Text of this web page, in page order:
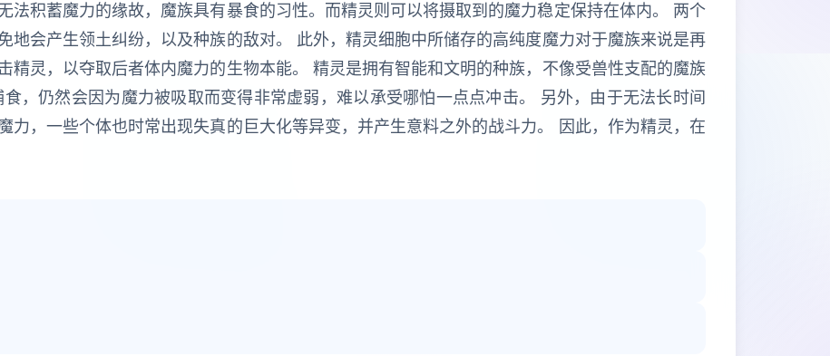
法积蓄魔力的缘故，魔族具有暴食的习性。而精灵则可以将摄取到的魔力稳定保持在体内。 两个
地会产生领土纠纷，以及种族的敌对。 此外，精灵细胞中所储存的高纯度魔力对于魔族来说是再
精灵，以夺取后者体内魔力的生物本能。 精灵是拥有智能和文明的种族，不像受兽性支配的魔族
，仍然会因为魔力被吸取而变得非常虚弱，难以承受哪怕一点点冲击。 另外，由于无法长时间
力，一些个体也时常出现失真的巨大化等异变，并产生意料之外的战斗力。 因此，作为精灵，在